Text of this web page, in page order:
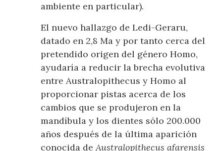
ambiente en particular).
El nuevo hallazgo de Ledi-Geraru,
datado en 2,8 Ma y por tanto cerca del
pretendido origen del género Homo,
ayudaría a reducir la brecha evolutiva
entre Australopithecus y Homo al
proporcionar pistas acerca de los
cambios que se produjeron en la
mandíbula y los dientes sólo 200.000
años después de la última aparición
conocida deAustralopithecus afarensis